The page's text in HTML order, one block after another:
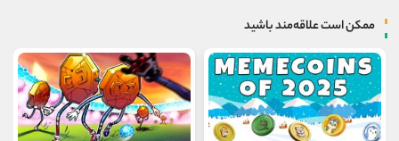
ممکن است علاقه‌مند باشید